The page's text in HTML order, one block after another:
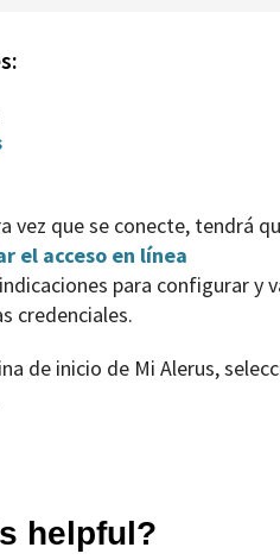
vez que se conecte, tendrá
el acceso en línea
para configurar y
credenciales.
de inicio de Mi Alerus,